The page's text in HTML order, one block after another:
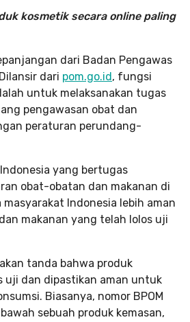
kosmetik secara online paling
dari Badan Pengawas
dari pom.go.id, fungsi
untuk melaksanakan tugas
pengawasan obat dan
peraturan perundang-
yang bertugas
obat-obatan dan makanan di
Indonesia lebih aman
makanan yang telah lolos uji
tanda bahwa produk
uji dan dipastikan aman untuk
Biasanya, nomor BPOM
sebuah produk kemasan,